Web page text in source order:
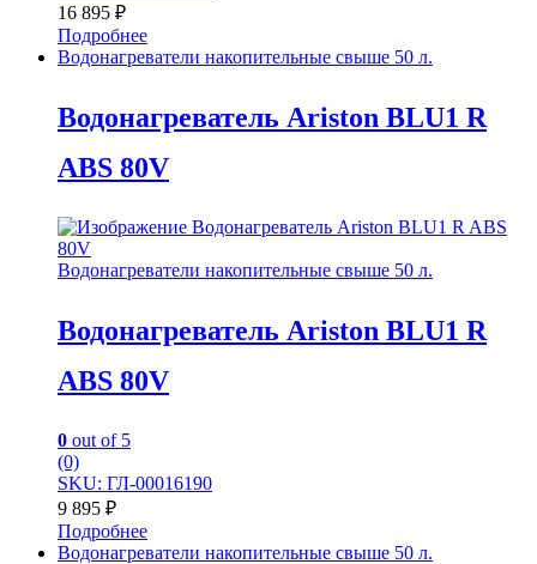
16 895 ₽
Подробнее
Водонагреватели накопительные свыше 50 л.
Водонагреватель Ariston BLU1 R
ABS 80V
Водонагреватели накопительные свыше 50 л.
Водонагреватель Ariston BLU1 R
ABS 80V
0 out of 5
(0)
SKU: ГЛ-00016190
9 895 ₽
Подробнее
Водонагреватели накопительные свыше 50 л.